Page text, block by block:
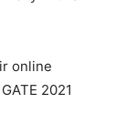
online
2021